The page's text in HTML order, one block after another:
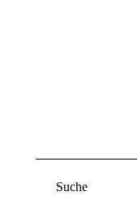
Suche